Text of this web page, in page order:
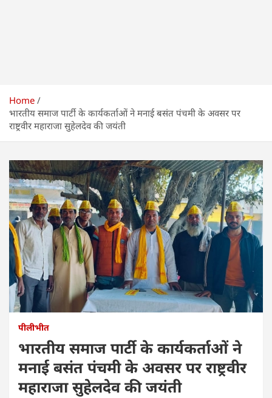
Home
भारतीय समाज पार्टी के कार्यकर्ताओं ने मनाई बसंत पंचमी के अवसर पर
राष्ट्रवीर महाराजा सुहेलदेव की जयंती
पीलीभीत
भारतीय समाज पार्टी के कार्यकर्ताओं ने
मनाई बसंत पंचमी के अवसर पर राष्ट्रवीर
महाराजा सुहेलदेव की जयंती